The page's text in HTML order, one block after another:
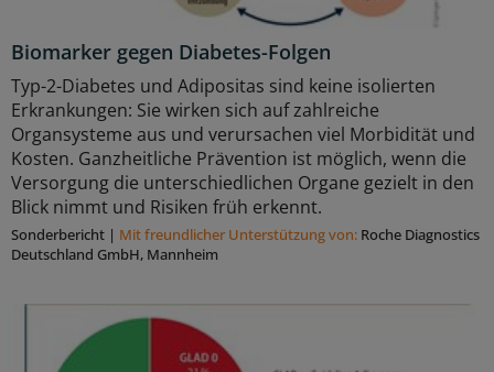
Biomarker gegen Diabetes-Folgen
Typ-2-Diabetes und Adipositas sind keine isolierten
Erkrankungen: Sie wirken sich auf zahlreiche
Organsysteme aus und verursachen viel Morbidität und
Kosten. Ganzheitliche Prävention ist möglich, wenn die
Versorgung die unterschiedlichen Organe gezielt in den
Blick nimmt und Risiken früh erkennt.
Sonderbericht | Mit freundlicher Unterstützung von: Roche Diagnostics
Deutschland GmbH, Mannheim